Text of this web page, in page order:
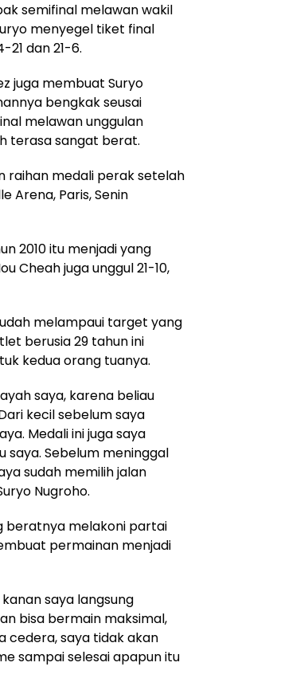
semifinal melawan wakil
menyegel tiket final
21 dan 21-6.
juga membuat Suryo
bengkak seusai
melawan unggulan
terasa sangat berat.
raihan medali perak setelah
Arena, Paris, Senin
2010 itu menjadi yang
Cheah juga unggul 21-10,
melampaui target yang
berusia 29 tahun ini
kedua orang tuanya.
saya, karena beliau
kecil sebelum saya
Medali ini juga saya
Sebelum meninggal
sudah memilih jalan
Nugroho.
beratnya melakoni partai
permainan menjadi
saya langsung
bisa bermain maksimal,
cedera, saya tidak akan
sampai selesai apapun itu